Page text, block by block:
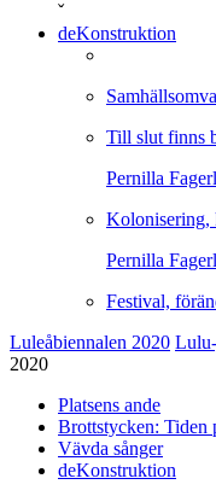
ˇ
deKonstruktion
Till slut finns
Pernilla
Kolonisering,
Pernilla
Festival,
Luleåbiennalen 2020
2020
Platsens ande
Brottstycken: Tiden
Vävda sånger
deKonstruktion